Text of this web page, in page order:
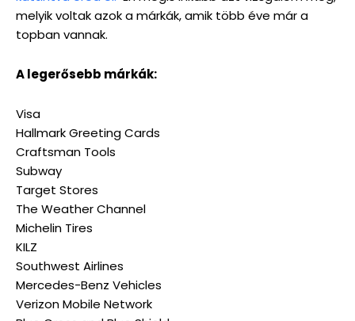
melyik voltak azok a márkák, amik több éve már a
topban vannak.
A legerősebb márkák:
Visa
Hallmark Greeting Cards
Craftsman Tools
Subway
Target Stores
The Weather Channel
Michelin Tires
KILZ
Southwest Airlines
Mercedes-Benz Vehicles
Verizon Mobile Network